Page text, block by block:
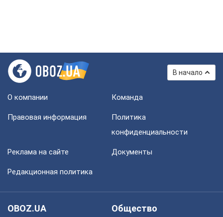
В начало
О компании Команда
Правовая информация
Политика
конфиденциальности
Реклама на сайте Документы
Редакционная политика
OBOZ.UA
Общество